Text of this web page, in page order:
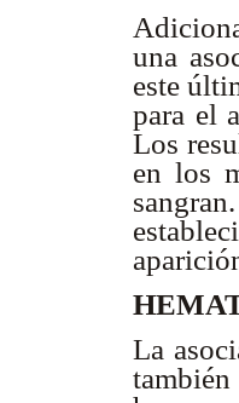
una
este
para el
Los
en los
La